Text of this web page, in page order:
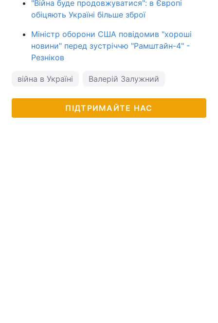
"Війна буде продовжуватися": в Європі
обіцяють Україні більше зброї
Міністр оборони США повідомив "хороші
новини" перед зустріччю "Рамштайн-4" -
Резніков
війна в Україні Валерій Залужний
ПІДТРИМАЙТЕ НАС